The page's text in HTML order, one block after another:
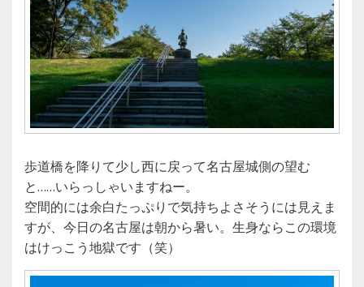
歩道橋を降りて少し西に戻って名古屋城側の望む
と……いらっしゃいますねー。
空間的には余白たっぷりで気持ちよさそうには見えま
すが、今日の名古屋は朝から暑い。生身ならこの環境
はけっこう地獄です（笑）